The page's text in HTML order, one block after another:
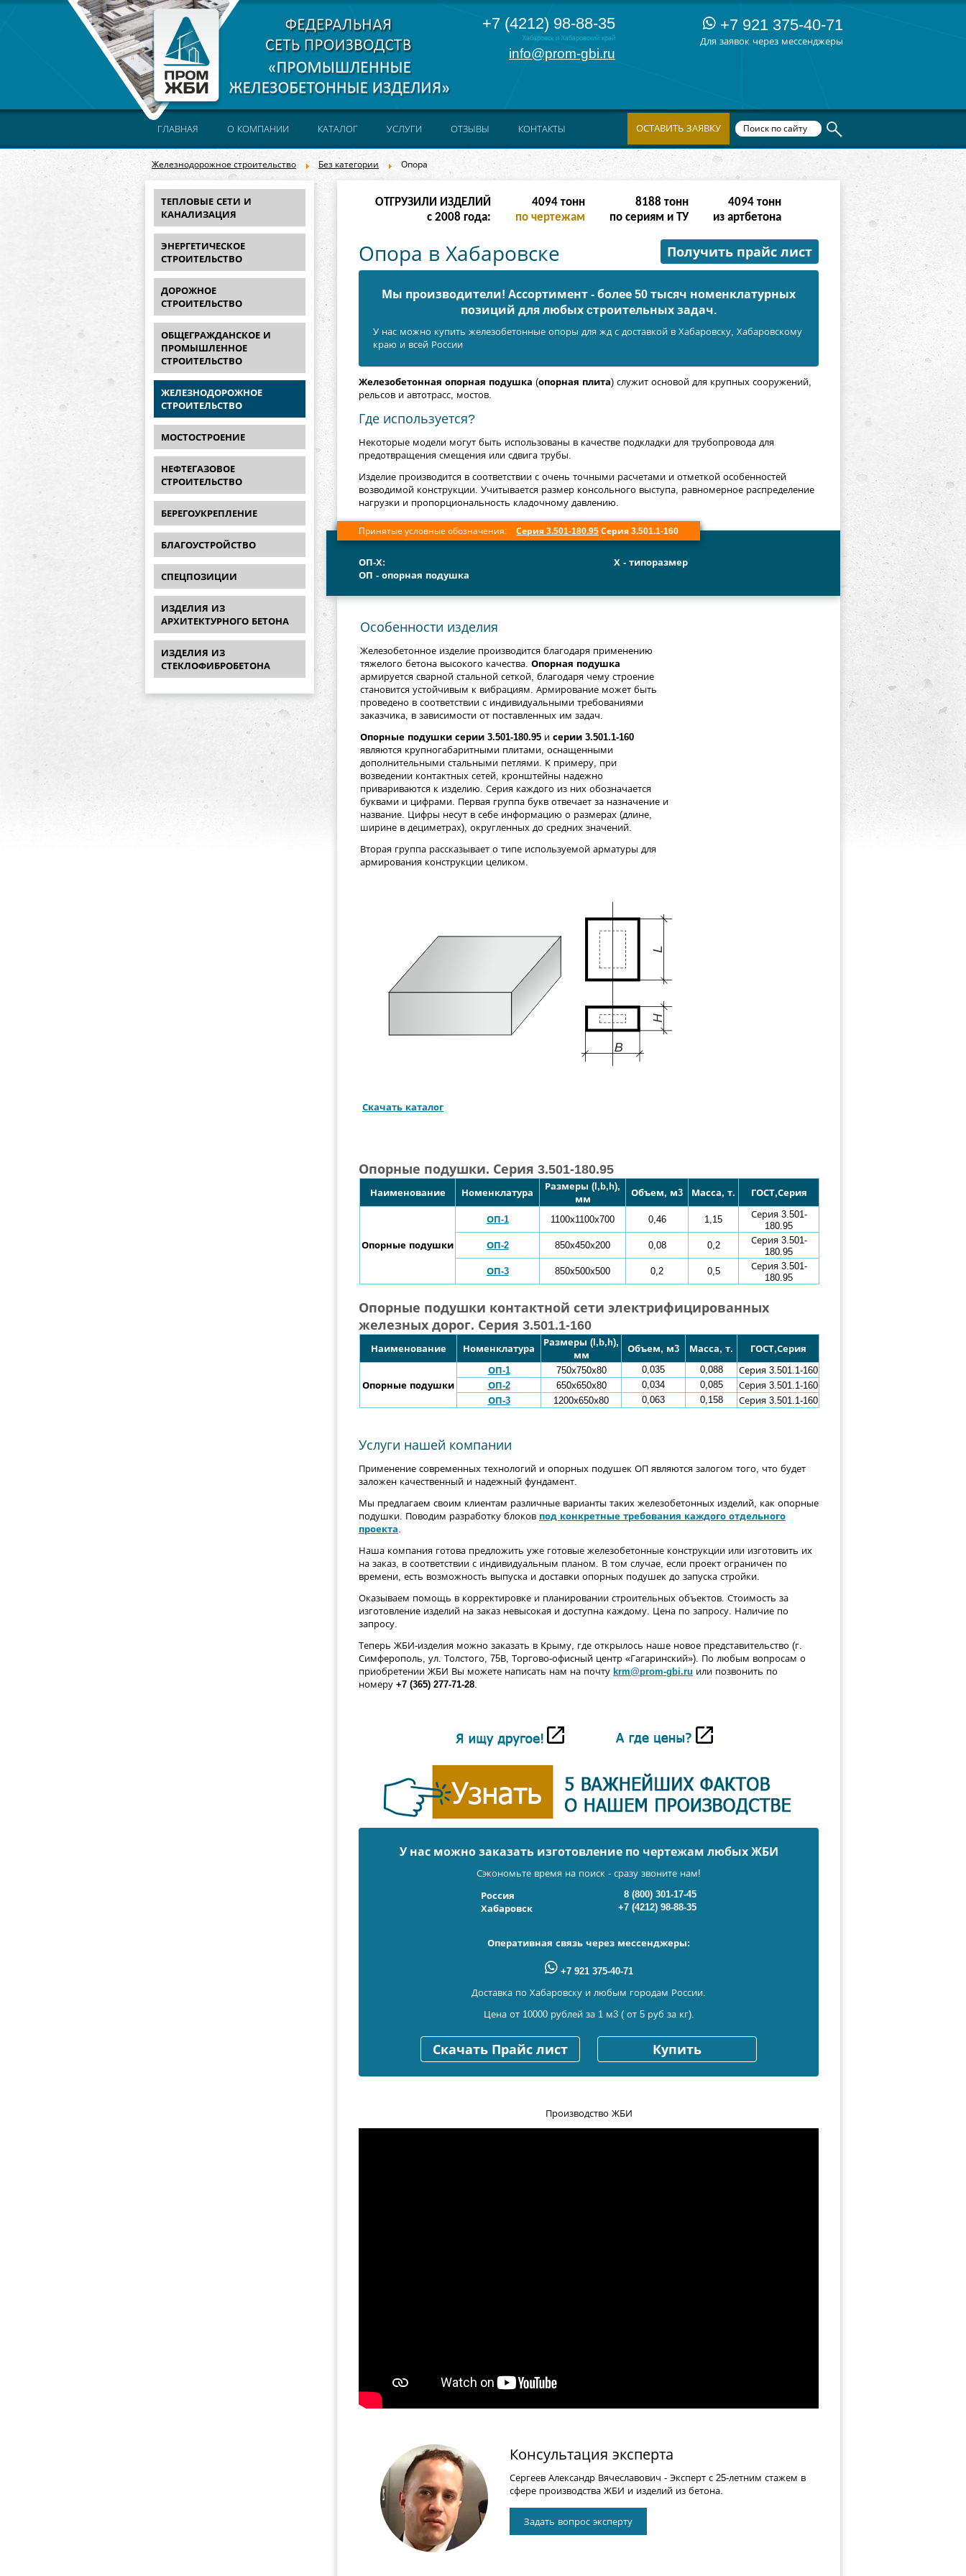
+7 (4212) 98-88-35
Хабаровск и Хабаровский край
info@prom-gbi.ru
+7 921 375-40-71
Для заявок через мессенджеры
Железнодорожное строительство Без категории Опора
ГЛАВНАЯ О КОМПАНИИ КАТАЛОГ УСЛУГИ ОТЗЫВЫ КОНТАКТЫ ОСТАВИТЬ ЗАЯВКУ
ТЕПЛОВЫЕ СЕТИ И
КАНАЛИЗАЦИЯ
ЭНЕРГЕТИЧЕСКОЕ
СТРОИТЕЛЬСТВО
ДОРОЖНОЕ
СТРОИТЕЛЬСТВО
ОБЩЕГРАЖДАНСКОЕ И
ПРОМЫШЛЕННОЕ
СТРОИТЕЛЬСТВО
ЖЕЛЕЗНОДОРОЖНОЕ
СТРОИТЕЛЬСТВО
МОСТОСТРОЕНИЕ
НЕФТЕГАЗОВОЕ
СТРОИТЕЛЬСТВО
БЕРЕГОУКРЕПЛЕНИЕ
БЛАГОУСТРОЙСТВО
СПЕЦПОЗИЦИИ
ИЗДЕЛИЯ ИЗ
АРХИТЕКТУРНОГО БЕТОНА
ИЗДЕЛИЯ ИЗ
СТЕКЛОФИБРОБЕТОНА
ОТГРУЗИЛИ ИЗДЕЛИЙ
с 2008 года:
16382тонн
по чертежам
16380 тонн
по сериям и ТУ
8190тонн
из артбетона
Получить прайс лист
Опора в Хабаровске
Мы производители! Ассортимент - более 50 тысяч номенклатурных
позиций для любых cтроительных задач.
У нас можно купить железобетонные опоры для жд с доставкой в Хабаровску, Хабаровскому
краю и всей России
Железобетонная опорная подушка (опорная плита) служит основой для крупных сооружений,
рельсов и автотрасс, мостов.
Где используется?
Некоторые модели могут быть использованы в качестве подкладки для трубопровода для
предотвращения смещения или сдвига трубы.
Изделие производится в соответствии с очень точными расчетами и отметкой особенностей
возводимой конструкции. Учитывается размер консольного выступа, равномерное распределение
нагрузки и пропорциональность кладочному давлению.
Принятые условные обозначения: Серия 3.501-180.95 Серия 3.501.1-160
ОП-Х:
ОП - опорная подушка
Х- типоразмер
Особенности изделия
Железобетонное изделие производится благодаря применению
тяжелого бетона высокого качества. Опорная подушка
армируется сварной стальной сеткой, благодаря чему строение
становится устойчивым к вибрациям. Армирование может быть
проведено в соответствии с индивидуальными требованиями
заказчика, в зависимости от поставленных им задач.
Опорные подушки серии 3.501-180.95 и серии 3.501.1-160
являются крупногабаритными плитами, оснащенными
дополнительными стальными петлями. К примеру, при
возведении контактных сетей, кронштейны надежно
привариваются к изделию. Серия каждого из них обозначается
буквами и цифрами. Первая группа букв отвечает за назначение и
название. Цифры несут в себе информацию о размерах (длине,
ширине в дециметрах), округленных до средних значений.
Вторая группа рассказывает о типе используемой арматуры для
армирования конструкции целиком.
Скачать каталог
Опорные подушки. Серия 3.501-180.95
Наименование Номенклатура
Размеры (l,b,h),
мм
Объем, м3 Масса, т. ГОСТ,Серия
Опорные подушки
ОП-1 1100х1100х700 0,46 1,15
Серия 3.501-
180.95
ОП-2
850х450х200 0,08 0,2
Серия 3.501-
180.95
ОП-3
850х500х500 0,2 0,5
Серия 3.501-
180.95
Опорные подушки контактной сети электрифицированных
железных дорог. Серия 3.501.1-160
Наименование Номенклатура
Размеры (l,b,h),
мм
Объем, м3 Масса, т. ГОСТ,Серия
Опорные подушки
ОП-1 750х750х80 0,035 0,088
Серия 3.501.1-160
ОП-2
650х650х80 0,034 0,085
Серия 3.501.1-160
ОП-3
1200х650х80 0,063 0,158 Серия 3.501.1-160
Услуги нашей компании
Применение современных технологий и опорных подушек ОП являются залогом того, что будет
заложен качественный и надежный фундамент.
Мы предлагаем своим клиентам различные варианты таких железобетонных изделий, как опорные
подушки. Поводим разработку блоков под конкретные требования каждого отдельного
проекта.
Наша компания готова предложить уже готовые железобетонные конструкции или изготовить их
на заказ, в соответствии с индивидуальным планом. В том случае, если проект ограничен по
времени, есть возможность выпуска и доставки опорных подушек до запуска стройки.
Оказываем помощь в корректировке и планировании строительных объектов. Стоимость за
изготовление изделий на заказ невысокая и доступна каждому. Цена по запросу. Наличие по
запросу.
Теперь ЖБИ-изделия можно заказать в Крыму, где открылось наше новое представительство (г.
Симферополь, ул. Толстого, 75В, Торгово-офисный центр «Гагаринский»). По любым вопросам о
приобретении ЖБИ Вы можете написать нам на почту krm@prom-gbi.ru или позвонить по
номеру +7 (365) 277-71-28.
У нас можно заказать изготовление по чертежам любых ЖБИ
Сэкономьте время на поиск - сразу звоните нам!
Россия
8 (800) 301-17-45
Хабаровск
+7 (4212) 98-88-35
Оперативная связь через мессенджеры:
+7 921 375-40-71
Доставка по Хабаровску и любым городам России.
Цена от 10000 рублей за 1 м3 ( от 5 руб за кг).
Скачать Прайс лист Купить
Производство ЖБИ
Консультация эксперта
Сергеев Александр Вячеславович - Эксперт с 25-летним стажем в
сфере производства ЖБИ и изделий из бетона.
Задать вопрос эксперту